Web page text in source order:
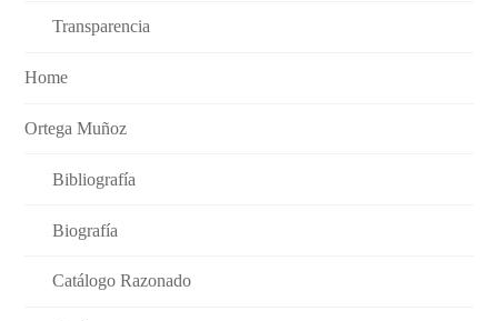
Transparencia
Home
Ortega Muñoz
Bibliografía
Biografía
Catálogo Razonado